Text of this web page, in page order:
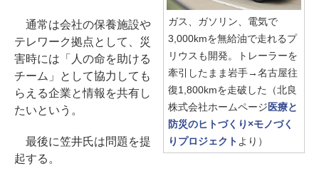
ガス、ガソリン、電気で
3,000kmを無給油で走れるプ
リウスも開発。トレーラーを
牽引したまま岩手→名古屋往
復1,800kmを走破した（北良
株式会社ホームページ医療と
防災のヒトづくり×モノづく
りプロジェクト より）
通常は会社の保養施設や
テレワーク拠点として、災
害時には「人の命を助ける
チーム」として協力しても
らえる企業と情報を共有し
たいという。
最後に笠井氏は問題を提
起する。